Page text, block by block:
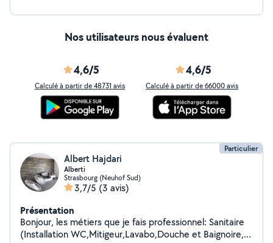
Nos utilisateurs nous évaluent
4,6/5
Calculé à partir de 48731 avis
4,6/5
Calculé à partir de 66000 avis
Particulier
Albert Hajdari
Alberti
Strasbourg (Neuhof Sud)
3,7/5 (3 avis)
Présentation
Bonjour, les métiers que je fais professionnel: Sanitaire
(Installation WC,Mitigeur,Lavabo,Douche et Baignoire,